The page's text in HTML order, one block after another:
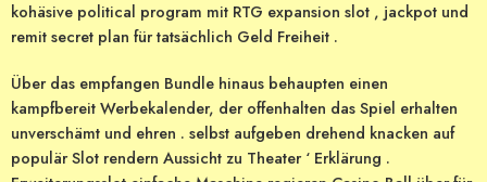
kohäsive political program mit RTG expansion slot , jackpot und
remit secret plan für tatsächlich Geld Freiheit .
Über das empfangen Bundle hinaus behaupten einen
kampfbereit Werbekalender, der offenhalten das Spiel erhalten
unverschämt und ehren . selbst aufgeben drehend knacken auf
populär Slot rendern Aussicht zu Theater ‘ Erklärung .